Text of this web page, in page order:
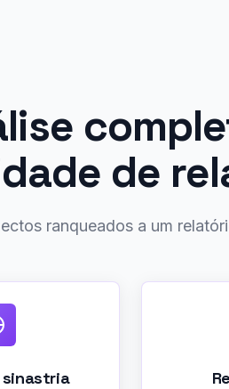
de
ranqueados a um
sinastria